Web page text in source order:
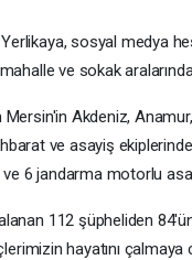
sosyal medya
ve sokak
Akdeniz,
ve asayiş
6 jandarma motorlu
112 şüpheliden
hayatını